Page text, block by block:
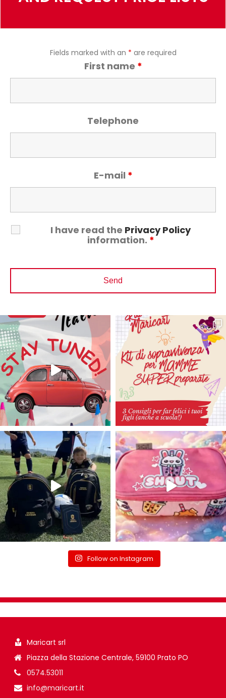
Fields marked with an * are required
First name *
Telephone
E-mail *
I have read the Privacy Policy
information. *
Follow on Instagram
Maricart srl
Piazza della Stazione Centrale, 59100 Prato PO
0574.53011
info@maricart.it